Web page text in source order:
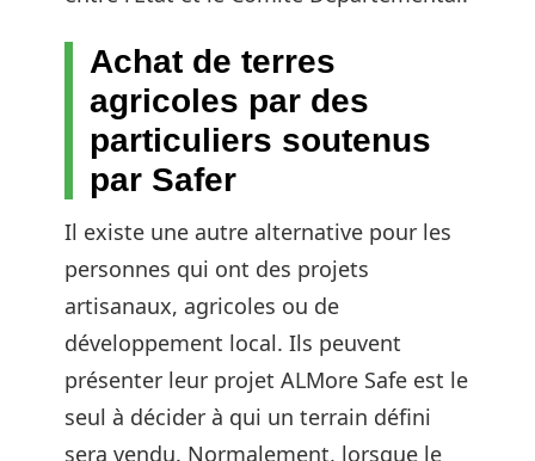
Achat de terres
agricoles par des
particuliers soutenus
par Safer
Il existe une autre alternative pour les
personnes qui ont des projets
artisanaux, agricoles ou de
développement local. Ils peuvent
présenter leur projet ALMore Safe est le
seul à décider à qui un terrain défini
sera vendu. Normalement, lorsque le